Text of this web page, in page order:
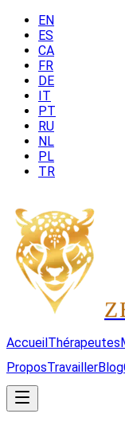
EN
ES
CA
FR
DE
IT
PT
RU
NL
PL
TR
AccueilThérapeutes
ProposTravaillerBlog